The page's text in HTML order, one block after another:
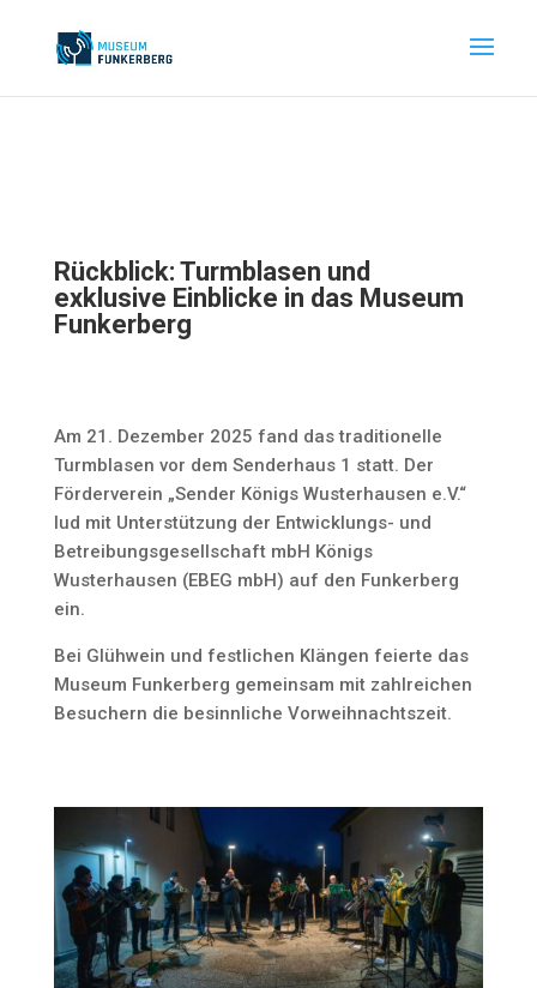
Rückblick: Turmblasen und
exklusive Einblicke in das Museum
Funkerberg
Am 21. Dezember 2025 fand das traditionelle
Turmblasen vor dem Senderhaus 1 statt. Der
Förderverein „Sender Königs Wusterhausen e.V.“
lud mit Unterstützung der Entwicklungs- und
Betreibungsgesellschaft mbH Königs
Wusterhausen (EBEG mbH) auf den Funkerberg
ein.
Bei Glühwein und festlichen Klängen feierte das
Museum Funkerberg gemeinsam mit zahlreichen
Besuchern die besinnliche Vorweihnachtszeit.